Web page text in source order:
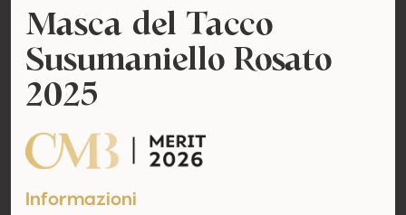
Masca del Tacco
Susumaniello Rosato
2025
CMB Merit
Informazioni